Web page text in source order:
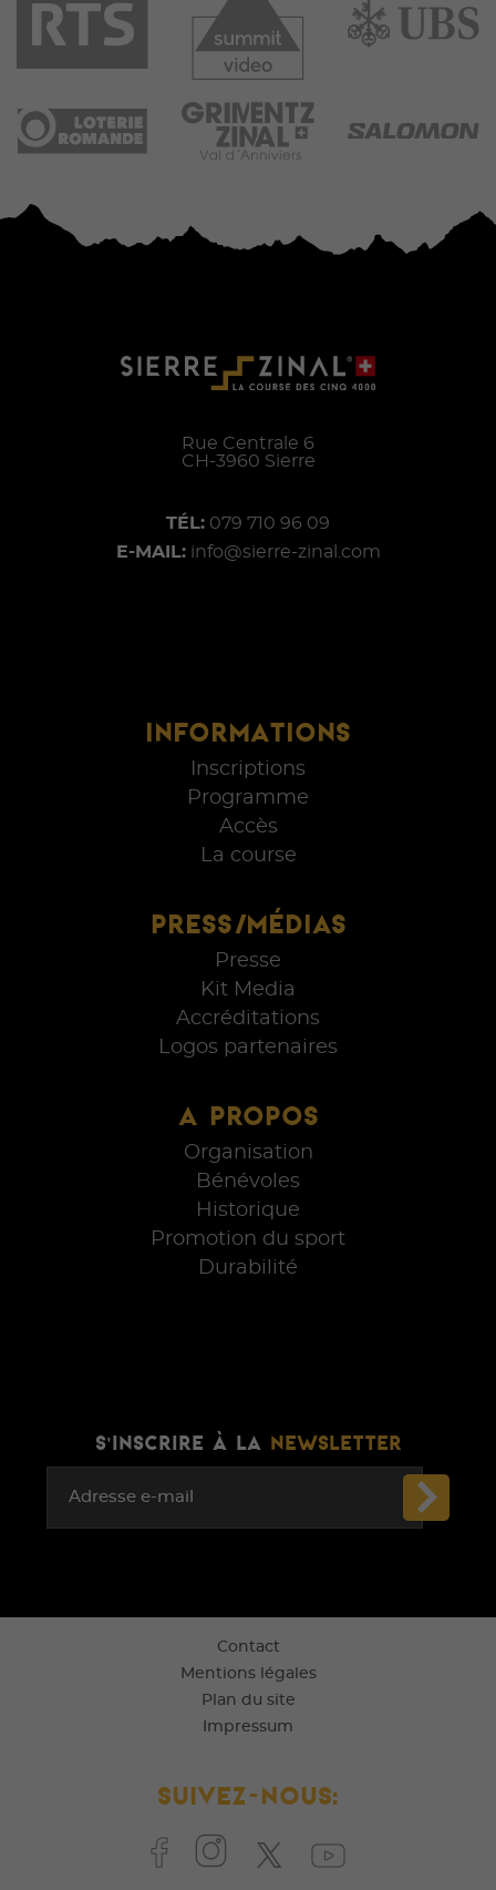
INFORMATIONS
Inscriptions
Programme
Accès
La course
PRESS/MÉDIAS
Presse
Kit Media
Accréditations
Logos partenaires
A PROPOS
Organisation
Bénévoles
Historique
Promotion du sport
Durabilité
Rue Centrale 6
CH-3960 Sierre
TÉL: 079 710 96 09
E-MAIL: info@sierre-zinal.com
S'INSCRIRE À LA NEWSLETTER
Adresse e-mail
Contact
Mentions légales
Plan du site
Impressum
Suivez-nous: